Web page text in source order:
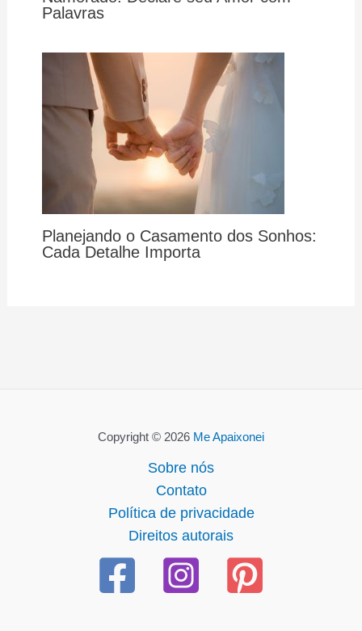
Palavras
Planejando o Casamento dos Sonhos:
Cada Detalhe Importa
Copyright © 2026 Me Apaixonei
Sobre nós
Contato
Política de privacidade
Direitos autorais